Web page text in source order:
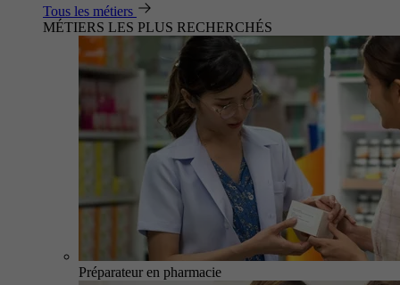
Tous les métiers
MÉTIERS LES PLUS RECHERCHÉS
Préparateur en pharmacie